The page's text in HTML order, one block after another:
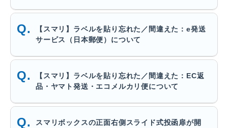
【スマリ】ラベルを貼り忘れた／間違えた：e発送
サービス（日本郵便）について
【スマリ】ラベルを貼り忘れた／間違えた：EC返
品・ヤマト発送・エコメルカリ便について
スマリボックスの正面右側スライド式投函扉が開